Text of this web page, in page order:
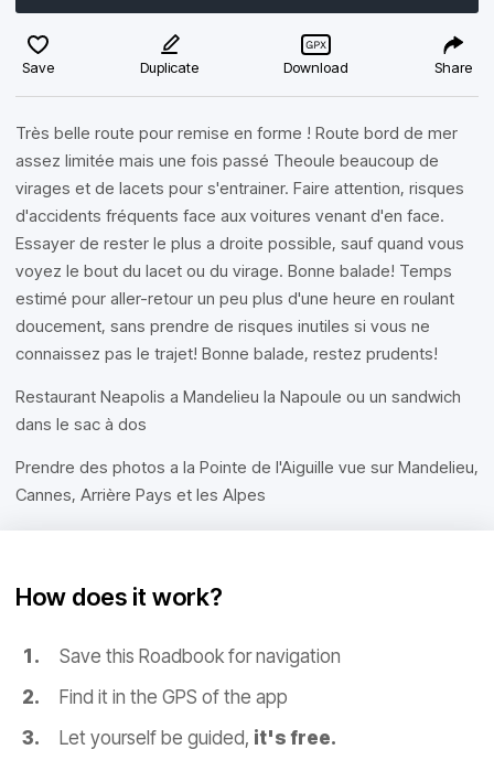
Save Duplicate Download Share
Très belle route pour remise en forme ! Route bord de mer
assez limitée mais une fois passé Theoule beaucoup de
virages et de lacets pour s'entrainer. Faire attention, risques
d'accidents fréquents face aux voitures venant d'en face.
Essayer de rester le plus a droite possible, sauf quand vous
voyez le bout du lacet ou du virage. Bonne balade! Temps
estimé pour aller-retour un peu plus d'une heure en roulant
doucement, sans prendre de risques inutiles si vous ne
connaissez pas le trajet! Bonne balade, restez prudents!
Restaurant Neapolis a Mandelieu la Napoule ou un sandwich
dans le sac à dos
Prendre des photos a la Pointe de l'Aiguille vue sur Mandelieu,
Cannes, Arrière Pays et les Alpes
How does it work?
Save this Roadbook for navigation
Find it in the GPS of the app
Let yourself be guided, it's free.